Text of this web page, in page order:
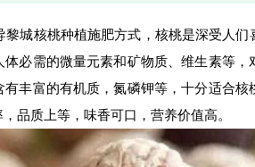
黎城核桃种植施肥方式，核桃是深受人
必需的微量元素和矿物质、维生素等
丰富的有机质，氮磷钾等，十分适合
品质上等，味香可口，营养价值高。